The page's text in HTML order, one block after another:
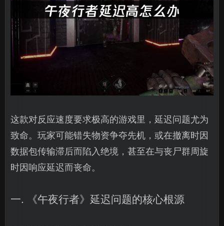
这款对反应速度要求极高的游戏里，延迟问题尤为
致命。玩家可能错失物资争夺先机，或在撤离时因
数据包传输滞后而陷入绝境，甚至在与丧尸群周旋
时因响应延迟而丧命。
一. 《午夜行者》延迟问题的核心根源